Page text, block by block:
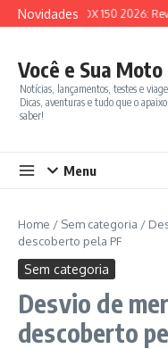
Ir para o conteúdo
NovidadesSYM ADX 150 2026:
Você e Sua Moto
Notícias, lançamentos, testes e
Dicas, aventuras e tudo que o
saber!
Menu
Home / Sem categoria /
descoberto pela PF
Sem categoria
Desvio de
descoberto